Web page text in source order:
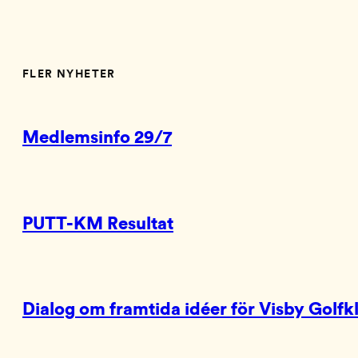
FLER NYHETER
Medlemsinfo 29/7
PUTT-KM Resultat
Dialog om framtida idéer för Visby